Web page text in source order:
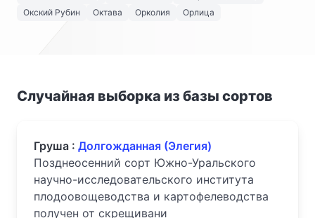
Окский Рубин
Октава Орколия Орлица
Случайная выборка из базы сортов
Груша : Долгожданная (Элегия)
Позднеосенний сорт Южно-Уральского
научно-исследовательского института
плодоовощеводства и картофелеводства
получен от скрещивани